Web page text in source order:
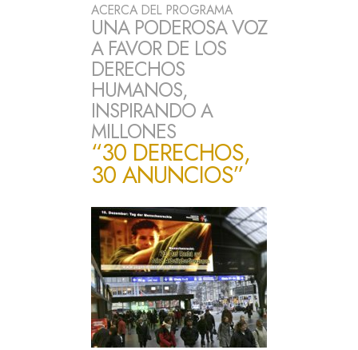
ACERCA DEL PROGRAMA
UNA PODEROSA VOZ
A FAVOR DE LOS
DERECHOS
HUMANOS,
INSPIRANDO A
MILLONES
“30 DERECHOS,
30 ANUNCIOS”